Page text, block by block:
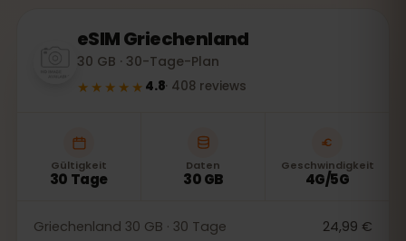
eSIMGriechenland
30 GB · 30-Tage-Plan
★★★★★ 4.8· 408 reviews
Gültigkeit
30 Tage
Daten
30 GB
Geschwindigkeit
4G/5G
Griechenland 30 GB · 30 Tage
24,99 €